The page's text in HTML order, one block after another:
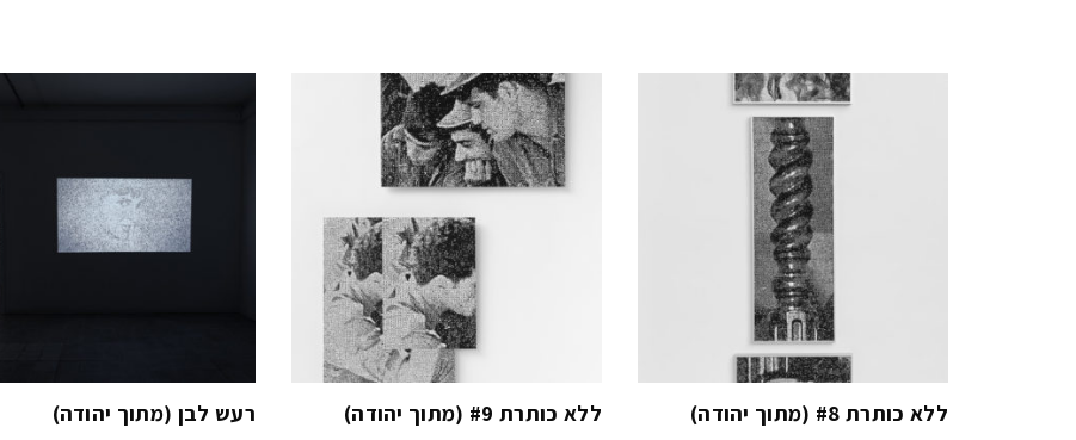
ללא כותרת #8 (מתוך יהודה) ללא כותרת #9 (מתוך יהודה) רעש לבן (מתוך יהודה)